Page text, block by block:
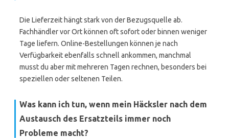
Die Lieferzeit hängt stark von der Bezugsquelle ab.
Fachhändler vor Ort können oft sofort oder binnen weniger
Tage liefern. Online-Bestellungen können je nach
Verfügbarkeit ebenfalls schnell ankommen, manchmal
musst du aber mit mehreren Tagen rechnen, besonders bei
speziellen oder seltenen Teilen.
Was kann ich tun, wenn mein Häcksler nach dem
Austausch des Ersatzteils immer noch
Probleme macht?